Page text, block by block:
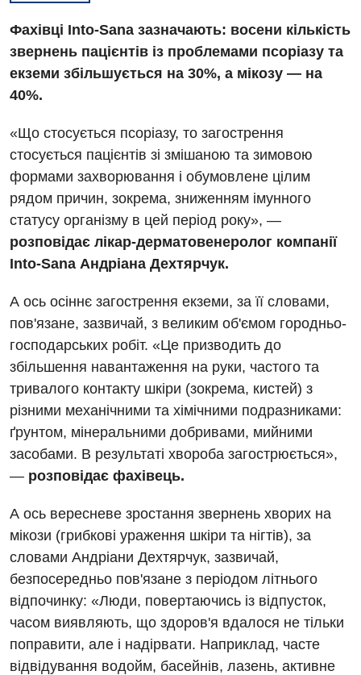
Вакансії
Енциклопедія
Програма лояльності
Відгуки
Відео
Діагностика
Ендоскопічне відділення
Інструментальна діагностика
Рентгенографія
УЗД
Для дорослих
Алергологія, імунологія
Андрологія
Безоплатні послуги
Вакцинація
Гастроентерологія
Декларування
Національний скринінг здоров’я 40+
Українська
Російська
Фахівці Into-Sana зазначають: восени кількість
звернень пацієнтів із проблемами псоріазу та
екземи збільшується на 30%, а мікозу — на
40%.
«Що стосується псоріазу, то загострення
стосується пацієнтів зі змішаною та зимовою
формами захворювання і обумовлене цілим
рядом причин, зокрема, зниженням імунного
статусу організму в цей період року», —
розповідає лікар-дерматовенеролог компанії
Into-Sana Андріана Дехтярчук.
А ось осіннє загострення екземи, за її словами,
пов'язане, зазвичай, з великим об'ємом городньо-
господарських робіт. «Це призводить до
збільшення навантаження на руки, частого та
тривалого контакту шкіри (зокрема, кистей) з
різними механічними та хімічними подразниками:
ґрунтом, мінеральними добривами, мийними
засобами. В результаті хвороба загострюється»,
— розповідає фахівець.
А ось вересневе зростання звернень хворих на
мікози (грибкові ураження шкіри та нігтів), за
словами Андріани Дехтярчук, зазвичай,
безпосередньо пов'язане з періодом літнього
відпочинку: «Люди, повертаючись із відпусток,
часом виявляють, що здоров'я вдалося не тільки
поправити, але і надірвати. Наприклад, часте
відвідування водойм, басейнів, лазень, активне